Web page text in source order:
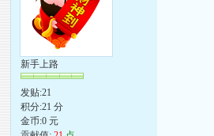
新手上路
发贴:21
积分:21 分
金币:0 元